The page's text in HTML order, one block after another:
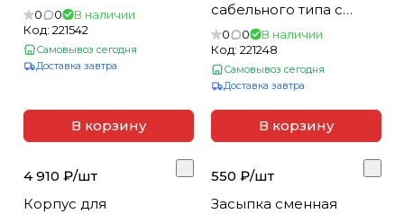
0 0
В наличии
Код: 221542
Самовывоз сегодня
Доставка завтра
В корзину
сабельного типа с
дюбелем (10*75)
(100шт.кор)(_100_)
0 0
В наличии
Код: 221248
Самовывоз сегодня
Доставка завтра
В корзину
4 910 ₽/шт
Корпус для
550 ₽/шт
Засыпка сменная